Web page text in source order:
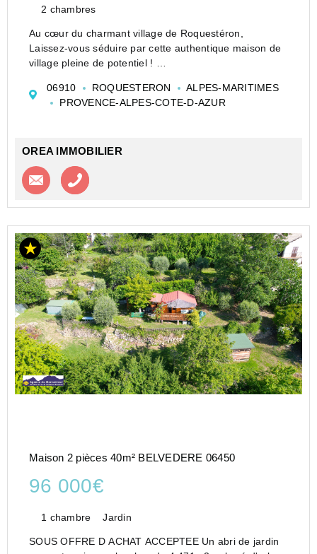
2 chambres
Au cœur du charmant village de Roquestéron,
Laissez-vous séduire par cette authentique maison de
village pleine de potentiel !
cave en rez-de-chaussée, d'une agréable pièce de vie
avec cuisi...
06910 ROQUESTERON
ALPES-MARITIMES
PROVENCE-ALPES-COTE-D-AZUR
OREA IMMOBILIER
Contacter l'agence
Maison 2 pièces 40m² BELVEDERE 06450
96 000€
1 chambre Jardin
SOUS OFFRE D ACHAT ACCEPTEE Un abri de jardin